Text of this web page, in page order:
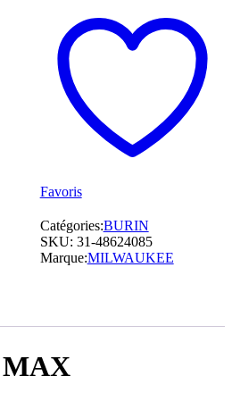
MAX
12"
X
2"
quantité
Favoris
Catégories:BURIN
SKU: 31-48624085
Marque:MILWAUKEE
MAX